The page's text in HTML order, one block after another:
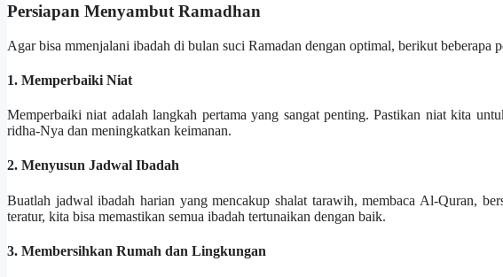
Persiapan Menyambut Ramadhan
Agar bisa mmenjalani ibadah di bulan suci Ramadan dengan optimal, berikut beberapa
1. Memperbaiki Niat
Memperbaiki niat adalah langkah pertama yang sangat penting. Pastikan niat kita
ridha-Nya dan meningkatkan keimanan.
2. Menyusun Jadwal Ibadah
Buatlah jadwal ibadah harian yang mencakup shalat tarawih, membaca Al-Quran,
teratur, kita bisa memastikan semua ibadah tertunaikan dengan baik.
3. Membersihkan Rumah dan Lingkungan